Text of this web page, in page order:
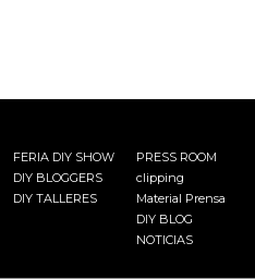
FERIA DIY SHOW
DIY BLOGGERS
DIY TALLERES
PRESS ROOM
clipping
Material Prensa
DIY BLOG
NOTICIAS